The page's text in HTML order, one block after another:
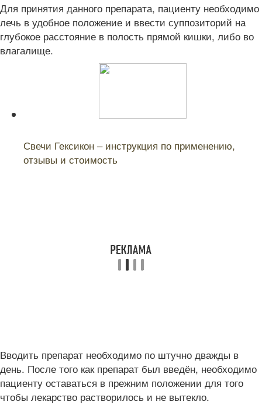
Для принятия данного препарата, пациенту необходимо
лечь в удобное положение и ввести суппозиторий на
глубокое расстояние в полость прямой кишки, либо во
влагалище.
Свечи Гексикон – инструкция по применению,
отзывы и стоимость
Вводить препарат необходимо по штучно дважды в
день. После того как препарат был введён, необходимо
пациенту оставаться в прежним положении для того
чтобы лекарство растворилось и не вытекло.